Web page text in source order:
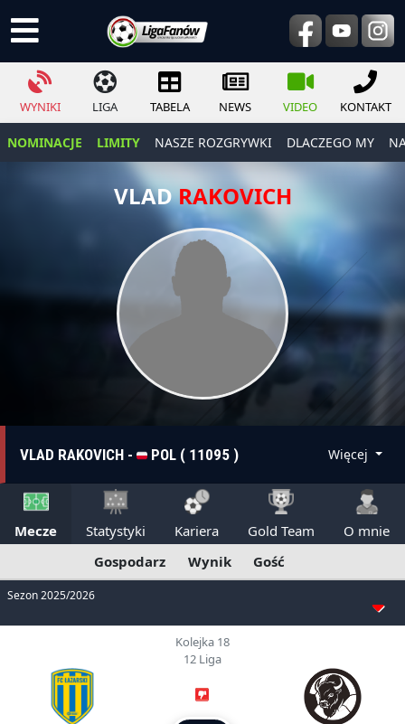
WYNIKI LIGA TABELA NEWS VIDEO KONTAKT
NOMINACJE LIMITY NASZE ROZGRYWKI DLACZEGO MY
VLADRAKOVICH
VLAD RAKOVICH - POL ( 11095 ) Więcej
Mecze Statystyki Kariera Gold Team
O mnie
Gospodarz
Wynik Gość
Sezon 2025/2026
Kolejka 18
12 Liga